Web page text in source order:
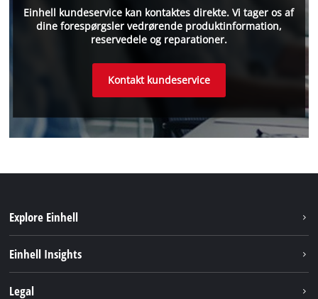
Einhell kundeservice kan kontaktes direkte. Vi tager os af
dine forespørgsler vedrørende produktinformation,
reservedele og reparationer.
Kontakt kundeservice
Explore Einhell
Kundeservice
Einhell Insights
Legal